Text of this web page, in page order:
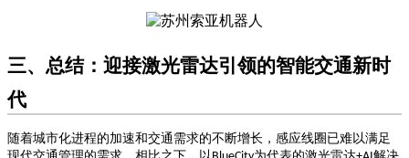
三、总结：迎接激光雷达引领的智能交通新时
代
随着城市化进程的加速和交通需求的不断增长，感应线圈已难以满足